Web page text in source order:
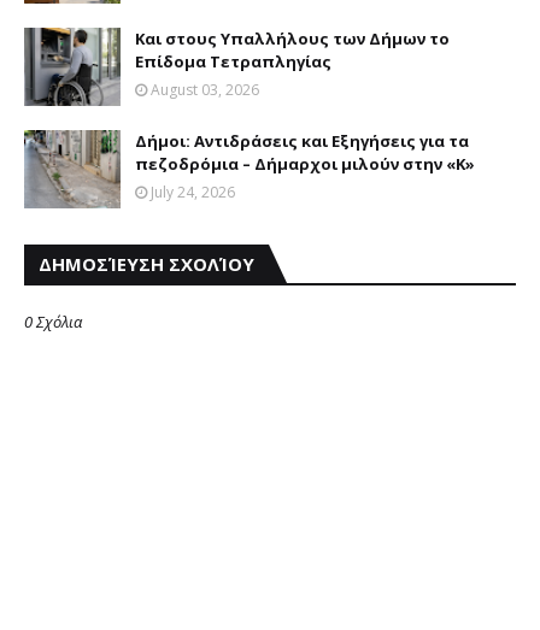
Kαι στους Yπαλλήλους των Δήμων το
Eπίδομα Tετραπληγίας
August 03, 2026
Δήμοι: Aντιδράσεις και Eξηγήσεις για τα
πεζοδρόμια – Δήμαρχοι μιλούν στην «K»
July 24, 2026
ΔΗΜΟΣΊΕΥΣΗ ΣΧΟΛΊΟΥ
0 Σχόλια